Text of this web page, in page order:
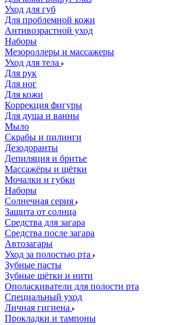
Уход для губ
Для проблемной кожи
Антивозрастной уход
Наборы
Мезороллеры и массажеры
Уход для тела
Для рук
Для ног
Для кожи
Коррекция фигуры
Для душа и ванны
Мыло
Скрабы и пилинги
Дезодоранты
Депиляция и бритье
Массажёры и щётки
Мочалки и губки
Наборы
Солнечная серия
Защита от солнца
Средства для загара
Средства после загара
Автозагары
Уход за полостью рта
Зубные пасты
Зубные щётки и нити
Ополаскиватели для полости рта
Специальный уход
Личная гигиена
Прокладки и тампоны